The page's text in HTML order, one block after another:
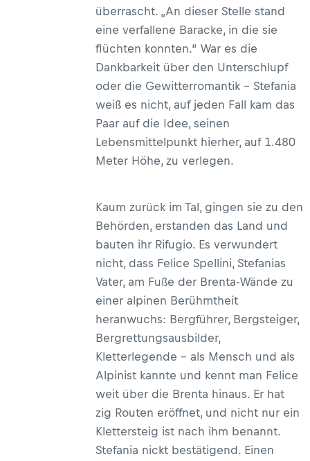
überrascht. „An dieser Stelle stand
eine verfallene Baracke, in die sie
flüchten konnten.“ War es die
Dankbarkeit über den Unterschlupf
oder die Gewitterromantik – Stefania
weiß es nicht, auf jeden Fall kam das
Paar auf die Idee, seinen
Lebensmittelpunkt hierher, auf 1.480
Meter Höhe, zu verlegen.
Kaum zurück im Tal, gingen sie zu den
Behörden, erstanden das Land und
bauten ihr Rifugio. Es verwundert
nicht, dass Felice Spellini, Stefanias
Vater, am Fuße der Brenta-Wände zu
einer alpinen Berühmtheit
heranwuchs: Bergführer, Bergsteiger,
Bergrettungsausbilder,
Kletterlegende – als Mensch und als
Alpinist kannte und kennt man Felice
weit über die Brenta hinaus. Er hat
zig Routen eröffnet, und nicht nur ein
Klettersteig ist nach ihm benannt.
Stefania nickt bestätigend. Einen